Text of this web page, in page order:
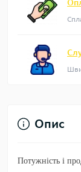
Опис
Потужність і